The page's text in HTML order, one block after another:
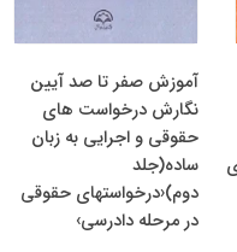
آموزش صفر تا صد آیین
نگارش درخواست های
حقوقی و اجرایی به زبان
ساده(جلد
دوم)‹درخواستهای حقوقی
در مرحله دادرسی›